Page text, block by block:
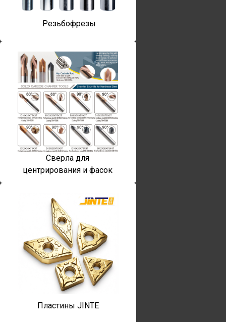
Резьбофрезы
Сверла для
центрирования и фасок
Пластины JINTE